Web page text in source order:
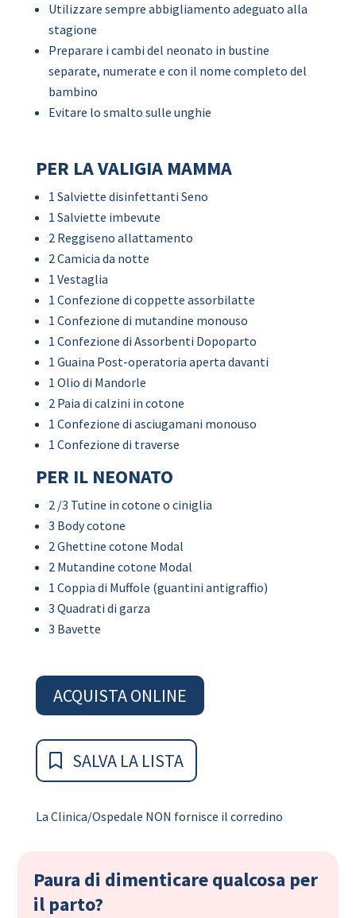
Utilizzare sempre abbigliamento adeguato alla
stagione
Preparare i cambi del neonato in bustine
separate, numerate e con il nome completo del
bambino
Evitare lo smalto sulle unghie
PER LA VALIGIA MAMMA
1 Salviette disinfettanti Seno
1 Salviette imbevute
2 Reggiseno allattamento
2 Camicia da notte
1 Vestaglia
1 Confezione di coppette assorbilatte
1 Confezione di mutandine monouso
1 Confezione di Assorbenti Dopoparto
1 Guaina Post-operatoria aperta davanti
1 Olio di Mandorle
2 Paia di calzini in cotone
1 Confezione di asciugamani monouso
1 Confezione di traverse
PER IL NEONATO
2 /3 Tutine in cotone o ciniglia
3 Body cotone
2 Ghettine cotone Modal
2 Mutandine cotone Modal
1 Coppia di Muffole (guantini antigraffio)
3 Quadrati di garza
3 Bavette
ACQUISTA ONLINE
SALVA LA LISTA
La Clinica/Ospedale NON fornisce il corredino
Paura di dimenticare qualcosa per
il parto?